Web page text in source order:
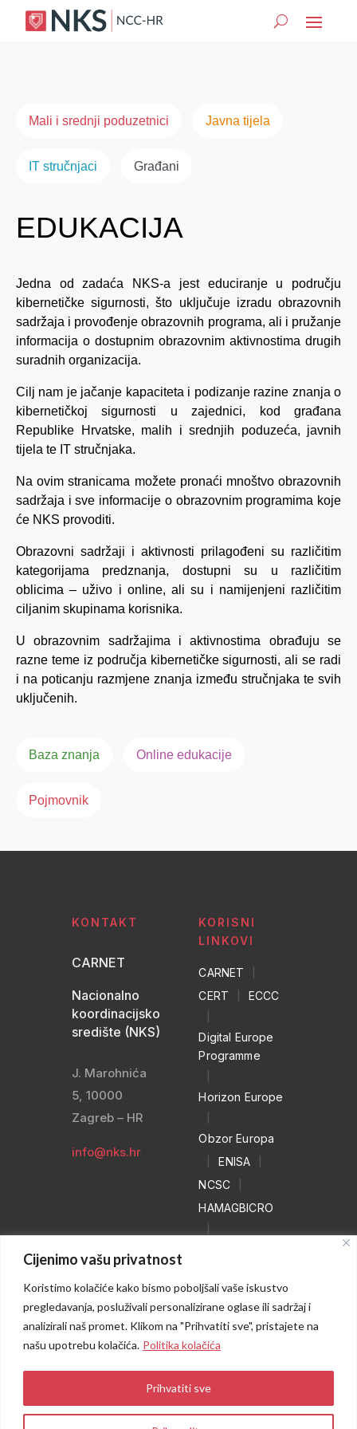
Cijenimo vašu privatnost
Koristimo kolačiće kako bismo poboljšali vaše iskustvo
pregledavanja, posluživali personalizirane oglase ili sadržaj i
analizirali naš promet. Klikom na "Prihvatiti sve", pristajete na
našu upotrebu kolačića. Politika kolačića
Prihvatiti sve
Mali i srednji poduzetnici Javna tijela
IT stručnjaci Građani
EDUKACIJA
Jedna od zadaća NKS-a jest educiranje u području
kibernetičke sigurnosti, što uključuje izradu obrazovnih
sadržaja i provođenje obrazovnih programa, ali i pružanje
informacija o dostupnim obrazovnim aktivnostima drugih
suradnih organizacija.
Cilj nam je jačanje kapaciteta i podizanje razine znanja o
kibernetičkoj sigurnosti u zajednici, kod građana
Republike Hrvatske, malih i srednjih poduzeća, javnih
tijela te IT stručnjaka.
Na ovim stranicama možete pronaći mnoštvo obrazovnih
sadržaja i sve informacije o obrazovnim programima koje
će NKS provoditi.
Obrazovni sadržaji i aktivnosti prilagođeni su različitim
kategorijama predznanja, dostupni su u različitim
oblicima – uživo i online, ali su i namijenjeni različitim
ciljanim skupinama korisnika.
U obrazovnim sadržajima i aktivnostima obrađuju se
razne teme iz područja kibernetičke sigurnosti, ali se radi
i na poticanju razmjene znanja između stručnjaka te svih
uključenih.
Baza znanja Online edukacije
Pojmovnik
KONTAKT
CARNET
Nacionalno
koordinacijsko
središte (NKS)
J. Marohnića
5, 10000
Zagreb – HR
info@nks.hr
KORISNI
LINKOVI
CARNET
CERT ECCC
Digital Europe
Programme
Horizon Europe
Obzor Europa
ENISA
NCSC
HAMAGBICRO
NO MORE
RANSOM
| WEB HEROJ